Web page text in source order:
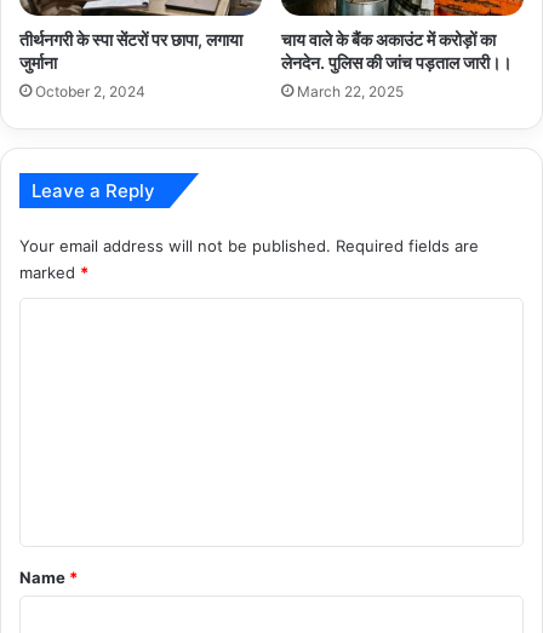
तीर्थनगरी के स्पा सेंटरों पर छापा, लगाया
जुर्माना
October 2, 2024
चाय वाले के बैंक अकाउंट में करोड़ों का
लेनदेन. पुलिस की जांच पड़ताल जारी।।
March 22, 2025
Leave a Reply
Your email address will not be published. Required fields are
marked *
*
Name *